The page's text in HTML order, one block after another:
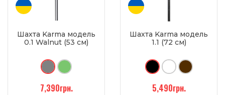
Шахта Karma модель
0.1 Walnut (53 см)
7,390грн.
Шахта Karma модель
1.1 (72 см)
5,490грн.